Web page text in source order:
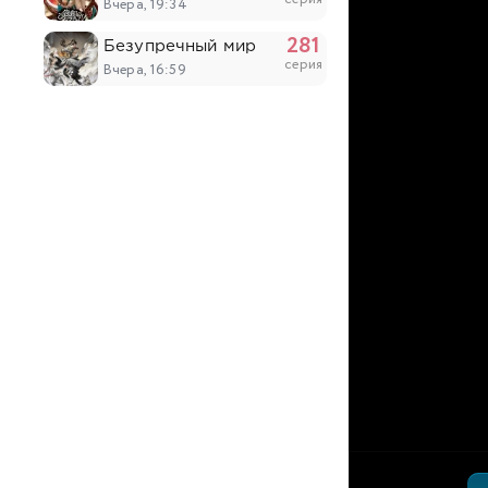
Вчера, 19:34
Безупречный мир
Вчера, 16:59
281
серия